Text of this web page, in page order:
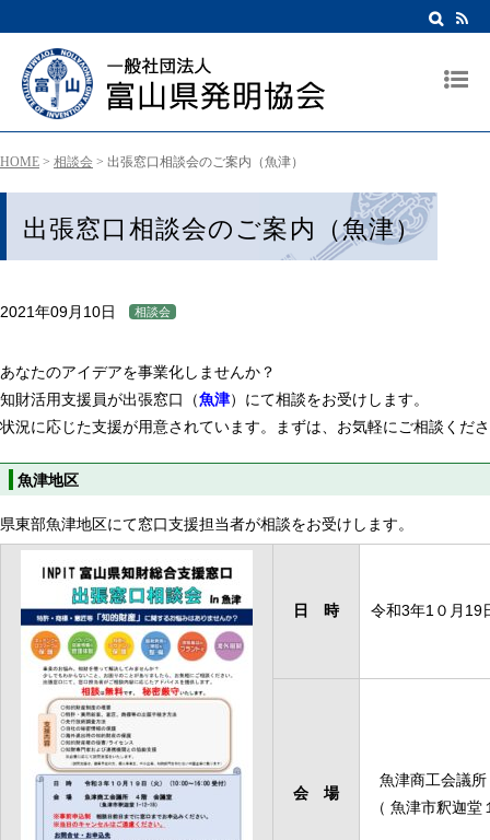
HOME > 相談会 > 出張窓口相談会のご案内（魚津）
出張窓口相談会のご案内（魚津）
2021年09月10日 相談会
あなたのアイデアを事業化しませんか？
知財活用支援員が出張窓口（魚津）にて相談をお受けします。
状況に応じた支援が用意されています。まずは、お気軽にご相談くだ
魚津地区
県東部魚津地区にて窓口支援担当者が相談をお受けします。
日 時 令和3年1０月19
会 場
魚津商工会議
（ 魚津市釈迦